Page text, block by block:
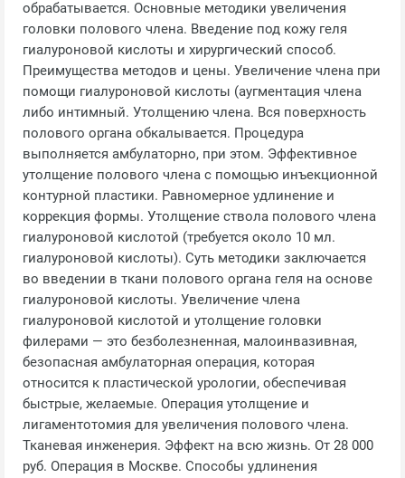
обрабатывается. Основные методики увеличения
головки полового члена. Введение под кожу геля
гиалуроновой кислоты и хирургический способ.
Преимущества методов и цены. Увеличение члена при
помощи гиалуроновой кислоты (аугментация члена
либо интимный. Утолщению члена. Вся поверхность
полового органа обкалывается. Процедура
выполняется амбулаторно, при этом. Эффективное
утолщение полового члена с помощью инъекционной
контурной пластики. Равномерное удлинение и
коррекция формы. Утолщение ствола полового члена
гиалуроновой кислотой (требуется около 10 мл.
гиалуроновой кислоты). Суть методики заключается
во введении в ткани полового органа геля на основе
гиалуроновой кислоты. Увеличение члена
гиалуроновой кислотой и утолщение головки
филерами — это безболезненная, малоинвазивная,
безопасная амбулаторная операция, которая
относится к пластической урологии, обеспечивая
быстрые, желаемые. Операция утолщение и
лигаментотомия для увеличения полового члена.
Тканевая инженерия. Эффект на всю жизнь. От 28 000
руб. Операция в Москве. Способы удлинения